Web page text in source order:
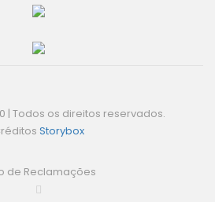
| Todos os direitos reservados.
Storybox
de Reclamações